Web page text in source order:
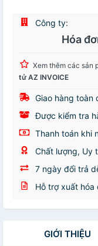
Công ty:
Hóa
Xem thêm các sản
tử AZ INVOICE
Giao hàng toàn
Được kiểm tra
Thanh toán khi
Chất lượng, Uy
7 ngày đổi trả
Hỗ trợ xuất hóa
GIỚI THIỆU